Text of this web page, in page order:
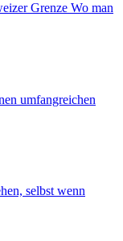
Grenze Wo man
umfangreichen
selbst wenn